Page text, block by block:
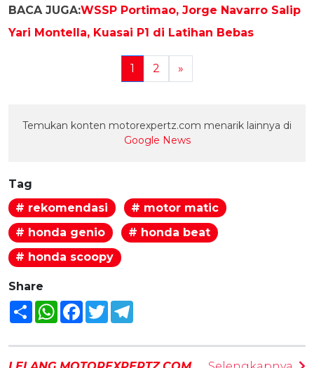
BACA JUGA:WSSP Portimao, Jorge Navarro Salip
Yari Montella, Kuasai P1 di Latihan Bebas
1 2 »
Temukan konten motorexpertz.com menarik lainnya di
Google News
Tag
# rekomendasi
# motor matic
# honda genio
# honda beat
# honda scoopy
Share
Share WhatsAppFacebook
Twitter